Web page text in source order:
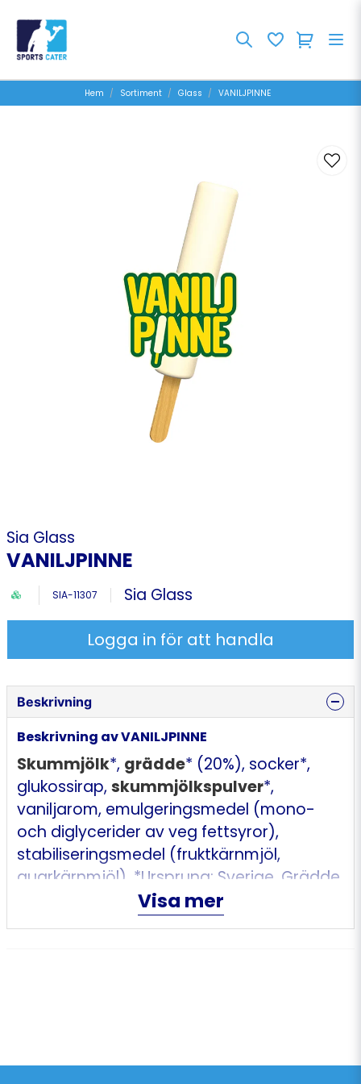
Hem Sortiment Glass VANILJPINNE
Sia Glass
VANILJPINNE
SIA-11307 Sia Glass
Logga in för att handla
Beskrivning
Beskrivning av VANILJPINNE
Skummjölk*, grädde* (20%), socker*,
glukossirap, skummjölkspulver*,
vaniljarom, emulgeringsmedel (mono-
och diglycerider av veg fettsyror),
stabiliseringsmedel (fruktkärnmjöl,
guarkärnmjöl). *Ursprung: Sverige. Grädde
med 40% fetthalt.Visa mer